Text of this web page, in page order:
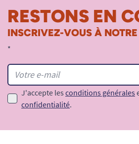
RESTONS EN
INSCRIVEZ-VOUS À
*
J'accepte les conditions générales
confidentialité.